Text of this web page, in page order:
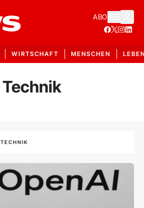
ABO
WIRTSCHAFT MENSCHEN
Technik
TECHNIK